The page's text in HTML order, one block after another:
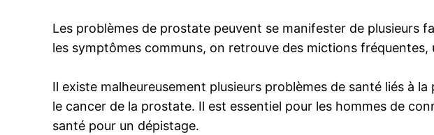
Les problèmes de prostate peuvent se manifester de plusieurs
les symptômes communs, on retrouve des mictions
Il existe malheureusement plusieurs problèmes de santé liés à
le cancer de la prostate. Il est essentiel pour les hommes de
santé pour un dépistage.